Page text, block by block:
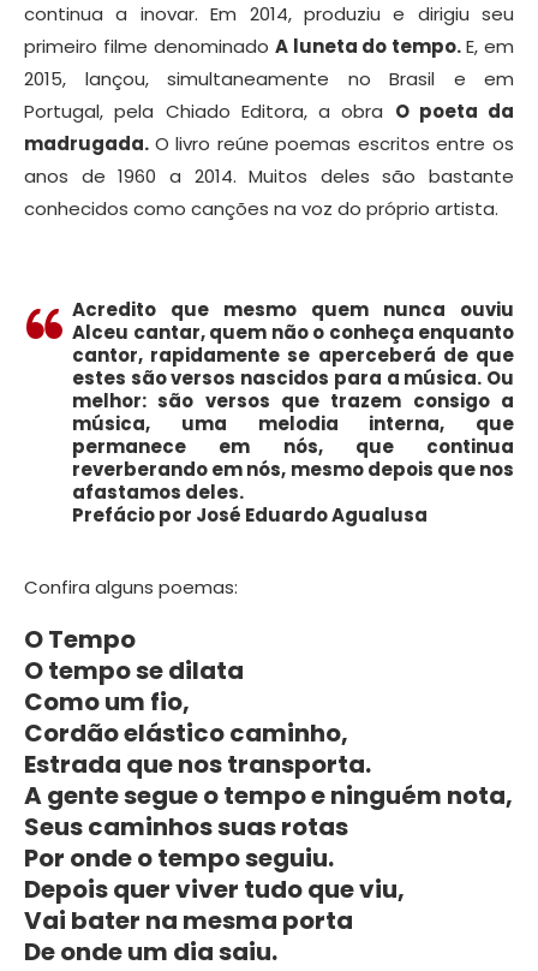
continua a inovar. Em 2014, produziu e dirigiu seu
primeiro filme denominado A luneta do tempo.E, em
2015, lançou, simultaneamente no Brasil e em
Portugal, pela Chiado Editora, a obra O poeta da
madrugada. O livro reúne poemas escritos entre os
anos de 1960 a 2014. Muitos deles são bastante
conhecidos como canções na voz do próprio artista.
Acredito que mesmo quem nunca ouviu
Alceu cantar, quem não o conheça enquanto
cantor, rapidamente se aperceberá de que
estes são versos nascidos para a música. Ou
melhor: são versos que trazem consigo a
música, uma melodia interna, que
permanece em nós, que continua
reverberando em nós, mesmo depois que nos
afastamos deles.
Prefácio por José Eduardo Agualusa
Confira alguns poemas:
O Tempo
O tempo se dilata
Como um fio,
Cordão elástico caminho,
Estrada que nos transporta.
A gente segue o tempo e ninguém nota,
Seus caminhos suas rotas
Por onde o tempo seguiu.
Depois quer viver tudo que viu,
Vai bater na mesma porta
De onde um dia saiu.